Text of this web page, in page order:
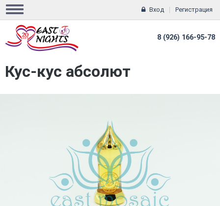
Вход Регистрация
8 (926) 166-95-78
Кус-кус абсолют